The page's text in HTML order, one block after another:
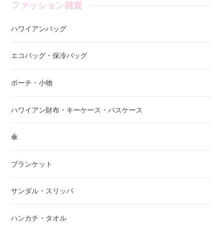
ファッション雑貨
ハワイアンバッグ
エコバッグ・保冷バッグ
ポーチ・小物
ハワイアン財布・キーケース・パスケース
傘
ブランケット
サンダル・スリッパ
ハンカチ・タオル